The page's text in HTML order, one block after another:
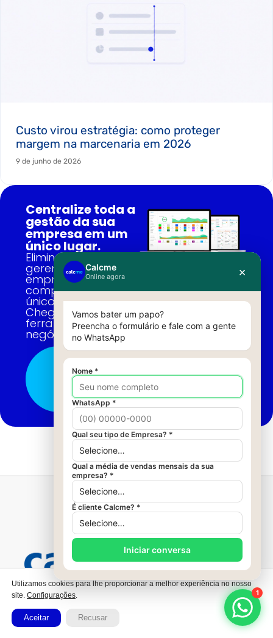
Custo virou estratégia: como proteger
margem na marcenaria em 2026
9 de junho de 2026
Centralize toda a
gestão da sua
empresa em um
único lugar.
Elimine o caos e
gerencie a sua
empresa por
completo em um
único sistema.
Chega de várias
ferramentas no seu
negócio!
Conheça a
Calcme
PRODUTOS
Calcme
Utilizamos cookies para lhe proporcionar a melhor experiência no nosso
site. Configurações.
Aceitar Recusar